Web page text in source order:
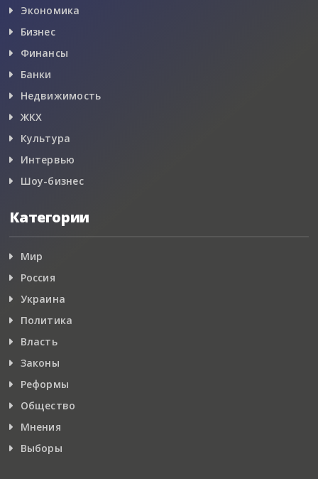
Экономика
Бизнес
Финансы
Банки
Недвижимость
ЖКХ
Культура
Интервью
Шоу-бизнес
Категории
Мир
Россия
Украина
Политика
Власть
Законы
Реформы
Общество
Мнения
Выборы